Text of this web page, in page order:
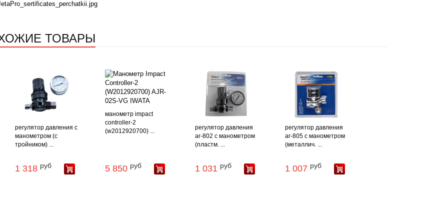
ТОВАРЫ
регулятор давления с
манометром (с
тройником) ...
1 318 руб
манометр impact
controller-2
(w2012920700) ...
5 850 руб
регулятор давления
ar-802 с манометром
(пластм. ...
1 031 руб
регулятор давления
ar-805 с манометром
(металлич. ...
1 007 руб